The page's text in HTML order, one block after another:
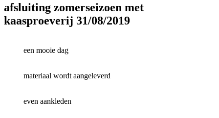
afsluiting zomerseizoen met
kaasproeverij 31/08/2019
een mooie dag
materiaal wordt aangeleverd
even aankleden